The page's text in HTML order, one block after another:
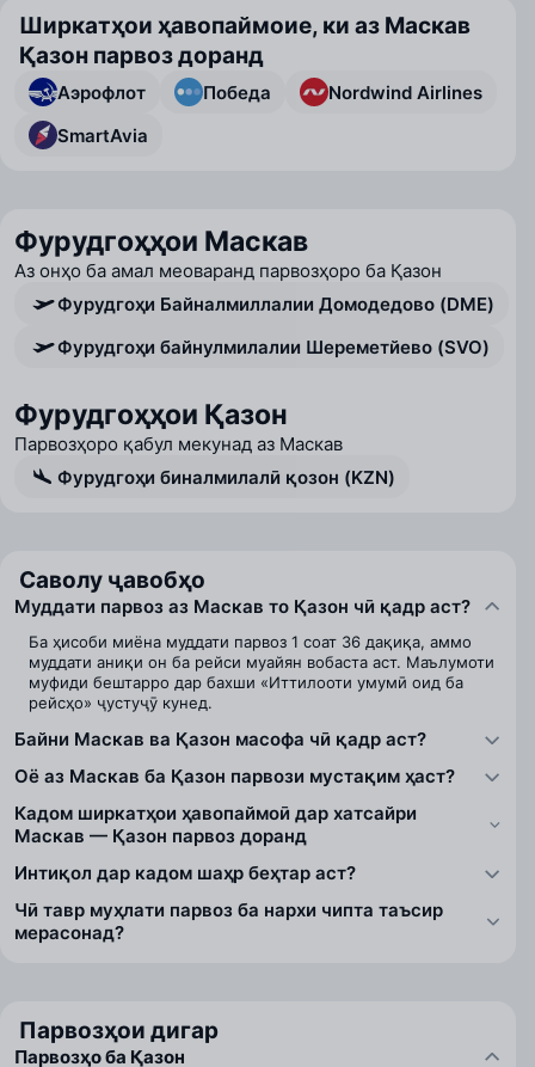
Ширкатҳои ҳавопаймоие, ки аз Маскав
Қазон парвоз доранд
Аэрофлот Победа
Nordwind Airlines
SmartAvia
Фурудгоҳҳои Маскав
Аз онҳо ба амал меоваранд парвозҳоро ба Қазон
Фурудгоҳи Байналмиллалии Домодедово (DME)
Фурудгоҳи байнулмилалии Шереметйево (SVO)
Фурудгоҳҳои Қазон
Парвозҳоро қабул мекунад аз Маскав
Фурудгоҳи биналмилалӣ қозон (KZN)
Саволу ҷавобҳо
Муддати парвоз аз Маскав то Қазон чӣ қадр аст?
Ба ҳисоби миёна муддати парвоз 1 соат 36 дақиқа, аммо
муддати аниқи он ба рейси муайян вобаста аст. Маълумоти
муфиди бештарро дар бахши «Иттилооти умумӣ оид ба
рейсҳо» ҷустуҷӯ кунед.
Байни Маскав ва Қазон масофа чӣ қадр аст?
Оё аз Маскав ба Қазон парвози мустақим ҳаст?
Кадом ширкатҳои ҳавопаймоӣ дар хатсайри
Маскав — Қазон парвоз доранд
Интиқол дар кадом шаҳр беҳтар аст?
Чӣ тавр муҳлати парвоз ба нархи чипта таъсир
мерасонад?
Парвозҳои дигар
Парвозҳо ба Қазон